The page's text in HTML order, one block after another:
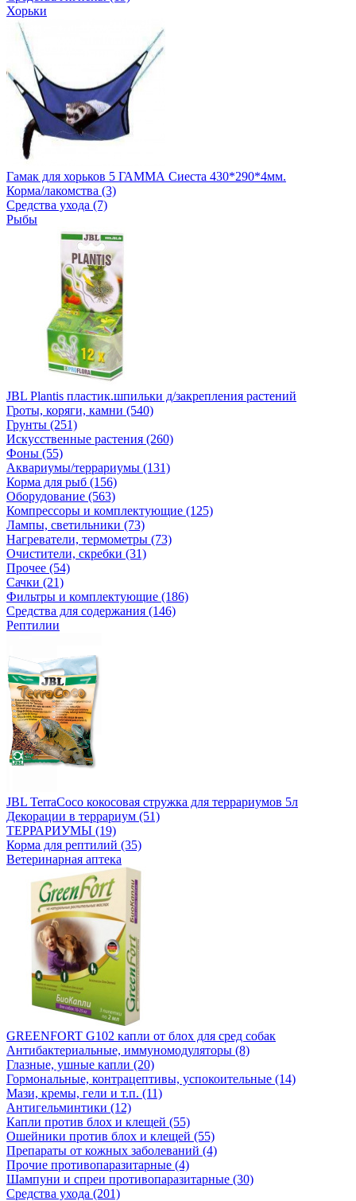
Хорьки
Гамак для хорьков 5 ГАММА Сиеста 430*290*4мм.
Корма/лакомства (3)
Средства ухода (7)
Рыбы
JBL Plantis пластик.шпильки д/закрепления растений
Гроты, коряги, камни (540)
Грунты (251)
Искусственные растения (260)
Фоны (55)
Аквариумы/террариумы (131)
Корма для рыб (156)
Оборудование (563)
Компрессоры и комплектующие (125)
Лампы, светильники (73)
Нагреватели, термометры (73)
Очистители, скребки (31)
Прочее (54)
Сачки (21)
Фильтры и комплектующие (186)
Средства для содержания (146)
Рептилии
JBL TerraCoco кокосовая стружка для террариумов 5л
Декорации в террариум (51)
ТЕРРАРИУМЫ (19)
Корма для рептилий (35)
Ветеринарная аптека
GREENFORT G102 капли от блох для сред собак
Антибактериальные, иммуномодуляторы (8)
Глазные, ушные капли (20)
Гормональные, контрацептивы, успокоительные (14)
Мази, кремы, гели и т.п. (11)
Антигельминтики (12)
Капли против блох и клещей (55)
Ошейники против блох и клещей (55)
Препараты от кожных заболеваний (4)
Прочие противопаразитарные (4)
Шампуни и спреи противопаразитарные (30)
Средства ухода (201)